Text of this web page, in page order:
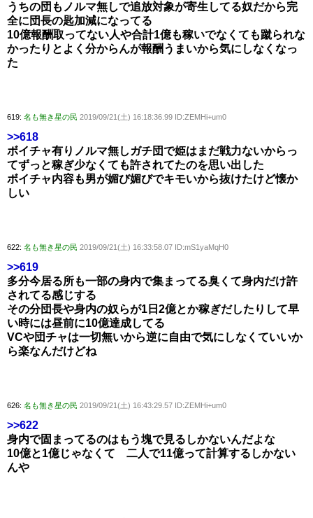
うちの団もノルマ無しで追放対象が寄生してる奴だから完
全に団長の匙加減になってる
10億報酬取ってない人や合計1億も稼いでなくても蹴られな
かったりとよく分からんが報酬うまいから気にしなくなっ
た
619: 名も無き星の民 2019/09/21(土) 16:18:36.99 ID:ZEMHi+um0
>>618
ボイチャ有りノルマ無しガチ団で姫はまだ戦力ないからっ
てずっと稼ぎ少なくても許されてたのを思い出した
ボイチャ内容も男が媚び媚びでキモいから抜けたけど懐か
しい
622: 名も無き星の民 2019/09/21(土) 16:33:58.07 ID:mS1yaMqH0
>>619
多分今居る所も一部の身内で集まってる臭くて身内だけ許
されてる感じする
その分団長や身内の奴らが1日2億とか稼ぎだしたりして早
い時には昼前に10億達成してる
VCや団チャは一切無いから逆に自由で気にしなくていいか
ら楽なんだけどね
626: 名も無き星の民 2019/09/21(土) 16:43:29.57 ID:ZEMHi+um0
>>622
身内で固まってるのはもう塊で見るしかないんだよな
10億と1億じゃなくて 二人で11億って計算するしかない
んや